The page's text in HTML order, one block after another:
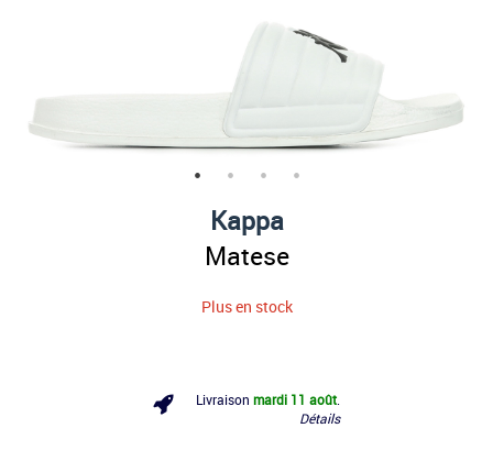
Kappa
Matese
Plus en stock
Livraison mardi 11 août
Détails